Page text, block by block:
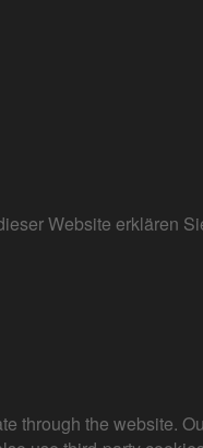
Website erklären
the website.